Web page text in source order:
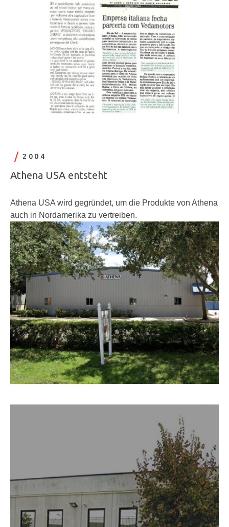
2004
Athena USA entsteht
Athena USA wird gegründet, um die Produkte von Athena
auch in Nordamerika zu vertreiben.